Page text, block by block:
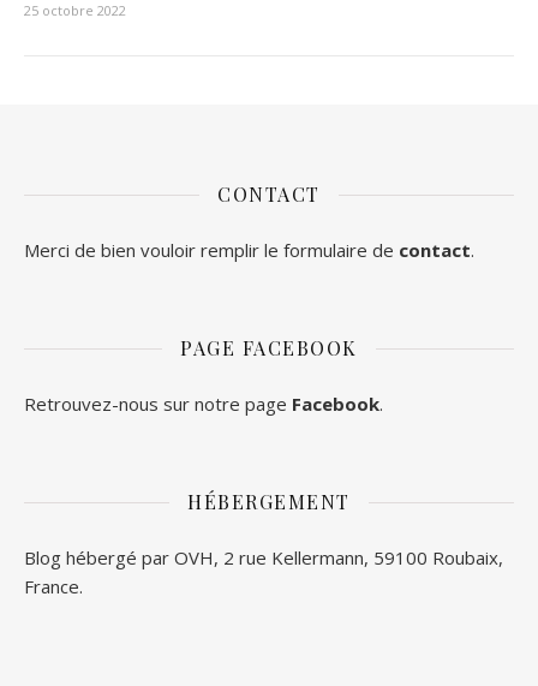
25 octobre 2022
CONTACT
Merci de bien vouloir remplir le formulaire de contact.
PAGE FACEBOOK
Retrouvez-nous sur notre page Facebook.
HÉBERGEMENT
Blog hébergé par OVH, 2 rue Kellermann, 59100 Roubaix,
France.